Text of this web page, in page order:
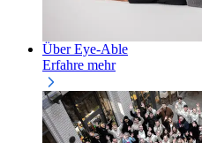
Über Eye-Able
Erfahre mehr